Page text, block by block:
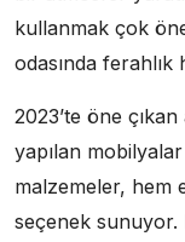
kullanmak çok
odasında ferahlık
2023’te öne
yapılan
malzemeler, hem
seçenek sunuyor.